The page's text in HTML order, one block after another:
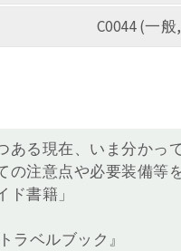
C0044 (一
ある現在、いま分か
の注意点や必要装備等
書籍」
ラベルブック』